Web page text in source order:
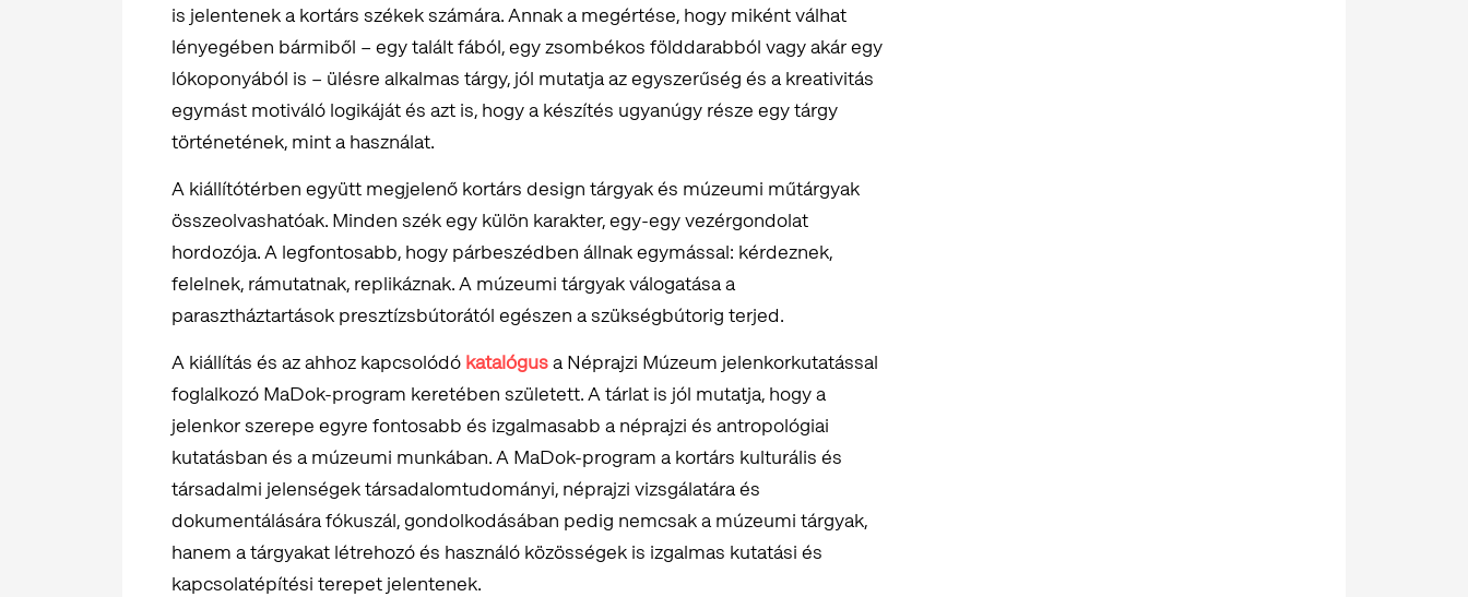
is jelentenek a kortárs székek számára. Annak a megértése, hogy miként válhat
lényegében bármiből – egy talált fából, egy zsombékos földdarabból vagy akár egy
lókoponyából is – ülésre alkalmas tárgy, jól mutatja az egyszerűség és a kreativitás
egymást motiváló logikáját és azt is, hogy a készítés ugyanúgy része egy tárgy
történetének, mint a használat.
A kiállítótérben együtt megjelenő kortárs design tárgyak és múzeumi műtárgyak
összeolvashatóak. Minden szék egy külön karakter, egy-egy vezérgondolat
hordozója. A legfontosabb, hogy párbeszédben állnak egymással: kérdeznek,
felelnek, rámutatnak, replikáznak. A múzeumi tárgyak válogatása a
parasztháztartások presztízsbútorától egészen a szükségbútorig terjed.
A kiállítás és az ahhoz kapcsolódó katalógusa Néprajzi Múzeum jelenkorkutatással
foglalkozó MaDok-program keretében született. A tárlat is jól mutatja, hogy a
jelenkor szerepe egyre fontosabb és izgalmasabb a néprajzi és antropológiai
kutatásban és a múzeumi munkában. A MaDok-program a kortárs kulturális és
társadalmi jelenségek társadalomtudományi, néprajzi vizsgálatára és
dokumentálására fókuszál, gondolkodásában pedig nemcsak a múzeumi tárgyak,
hanem a tárgyakat létrehozó és használó közösségek is izgalmas kutatási és
kapcsolatépítési terepet jelentenek.